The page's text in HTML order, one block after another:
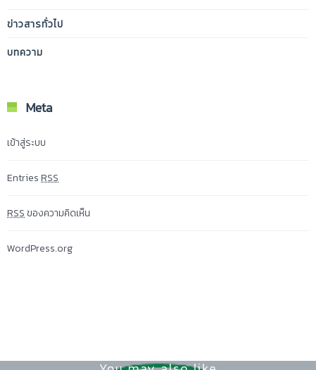
ข่าวสารทั่วไป
บทความ
Meta
เข้าสู่ระบบ
EntriesRSS
RSSของความคิดเห็น
WordPress.org